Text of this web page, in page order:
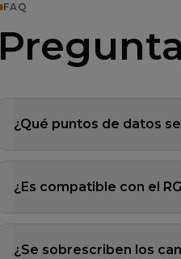
FAQ
¿Qué puntos de datos
¿Es compatible con el
¿Se sobrescriben los